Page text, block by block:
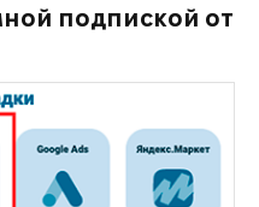
подпиской от